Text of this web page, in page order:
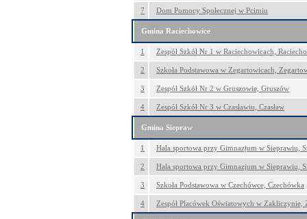
7 Dom Pomocy Społecznej w Pcimiu
Gmina Raciechowice
1 Zespół Szkół Nr 1 w Raciechowicach,
2 Szkoła Podstawowa w Zegartowicach,
3 Zespół Szkół Nr 2 w Gruszowie, Gruszów
4 Zespół Szkół Nr 3 w Czasławiu, Czasław
Gmina Siepraw
1 Hala sportowa przy Gimnazjum w Sieprawiu,
2 Hala sportowa przy Gimnazjum w Sieprawiu,
3 Szkoła Podstawowa w Czechówce, Czechówka
4 Zespół Placówek Oświatowych w Zakliczynie,